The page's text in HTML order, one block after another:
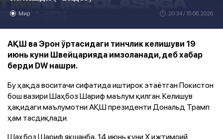
Мир 20:34 / 15.06.2026
АҚШ ва Эрон ўртасидаги тинчлик келишуви 19
июнь куни Швейцарияда имзоланади, деб хабар
берди DW нашри.
Бу ҳақда воситачи сифатида иштирок этаётган Покистон
бош вазири Шаҳбоз Шариф маълум қилган. Келишув
ҳақидаги маълумотни АҚШ президенти Дональд Трамп
ҳам тасдиқлади.
Шаҳбоз Шариф якшанба, 14 июнь куни Х ижтимоий